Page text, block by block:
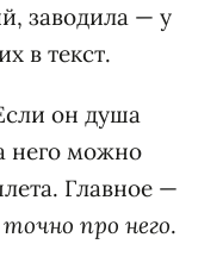
заводила — у
в текст.
он душа
него можно
Главное —
про него.